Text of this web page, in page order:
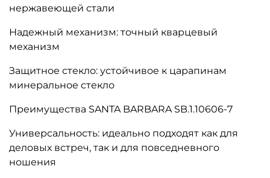
нержавеющей стали
Надежный механизм: точный кварцевый
механизм
Защитное стекло: устойчивое к царапинам
минеральное стекло
Преимущества SANTA BARBARA SB.1.10606-7
Универсальность: идеально подходят как для
деловых встреч, так и для повседневного
ношения